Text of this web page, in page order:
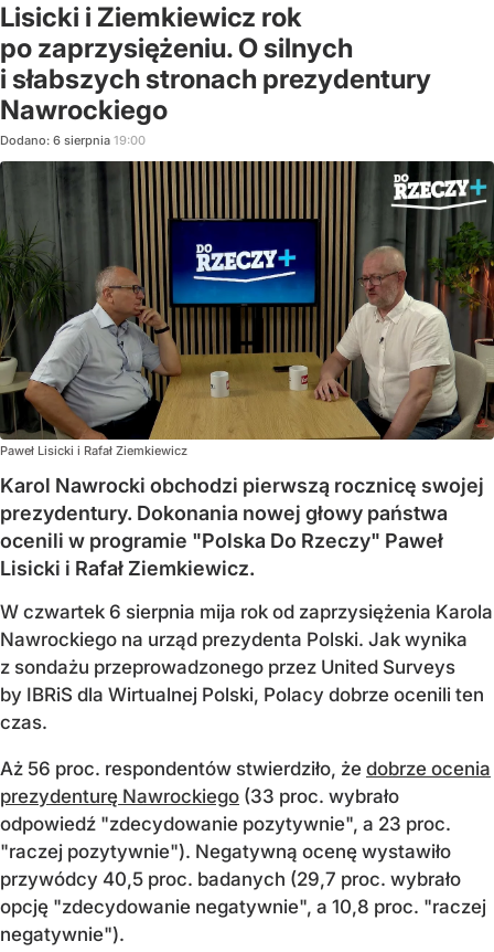
Lisicki i Ziemkiewicz rok
po zaprzysiężeniu. O silnych
i słabszych stronach prezydentury
Nawrockiego
Dodano: 6 sierpnia 19:00
Paweł Lisicki i Rafał Ziemkiewicz
Karol Nawrocki obchodzi pierwszą rocznicę swojej
prezydentury. Dokonania nowej głowy państwa
ocenili w programie "Polska Do Rzeczy" Paweł
Lisicki i Rafał Ziemkiewicz.
W czwartek 6 sierpnia mija rok od zaprzysiężenia Karola
Nawrockiego na urząd prezydenta Polski. Jak wynika
z sondażu przeprowadzonego przez United Surveys
by IBRiS dla Wirtualnej Polski, Polacy dobrze ocenili ten
czas.
Aż 56 proc. respondentów stwierdziło, że dobrze ocenia
prezydenturę Nawrockiego (33 proc. wybrało
odpowiedź "zdecydowanie pozytywnie", a 23 proc.
"raczej pozytywnie"). Negatywną ocenę wystawiło
przywódcy 40,5 proc. badanych (29,7 proc. wybrało
opcję "zdecydowanie negatywnie", a 10,8 proc. "raczej
negatywnie").